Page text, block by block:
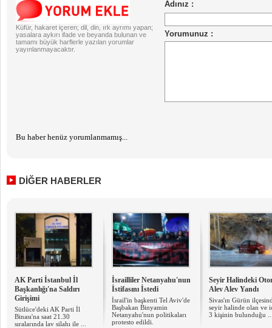
Küfür, hakaret içeren; dil, din, ırk ayrımı yapan;
yasalara aykırı ifade ve beyanda bulunan ve
tamamı büyük harflerle yazılan yorumlar
yayınlanmayacaktır.
Bu haber henüz yorumlanmamış...
DİĞER HABERLER
AK Parti İstanbul İl
Başkanlığı'na Saldırı
Girişimi
Sütlüce'deki AK Parti İl
Binası'na saat 21.30
sıralarında lav silahı ile ...
İsrailliler Netanyahu'nun
İstifasını İstedi
İsrail'in başkenti Tel Aviv'de
Başbakan Binyamin
Netanyahu'nun politikaları
protesto edildi.
Seyir Halindeki
Alev Alev Yandı
Sivas'ın Gürün
seyir halinde olan ve
3 kişinin bulunduğu